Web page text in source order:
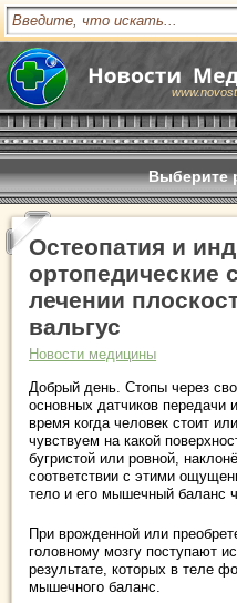
Выберите
Остеопатия и
ортопедические
лечении
вальгус
Новости медицины
Добрый день. Стопы через
основных датчиков передачи
время когда человек стоит
чувствуем на какой
бугристой или ровной,
соответствии с этими
тело и его мышечный баланс
При врожденной или
головному мозгу поступают
результате, которых в теле
мышечного баланс.